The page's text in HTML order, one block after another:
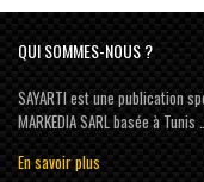
QUI SOMMES-NOUS ?
SAYARTI est une publication
MARKEDIA SARL basée à Tunis
En savoir plus